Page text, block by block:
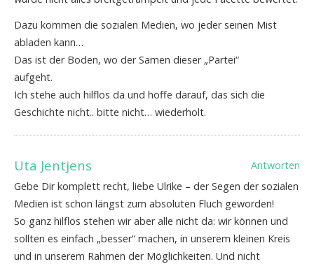
Dazu kommen die sozialen Medien, wo jeder seinen Mist
abladen kann…
Das ist der Boden, wo der Samen dieser „Partei“
aufgeht.
Ich stehe auch hilflos da und hoffe darauf, das sich die
Geschichte nicht.. bitte nicht… wiederholt.
Uta Jentjens
Antworten
Gebe Dir komplett recht, liebe Ulrike – der Segen der sozialen
Medien ist schon längst zum absoluten Fluch geworden!
So ganz hilflos stehen wir aber alle nicht da: wir können und
sollten es einfach „besser“ machen, in unserem kleinen Kreis
und in unserem Rahmen der Möglichkeiten. Und nicht